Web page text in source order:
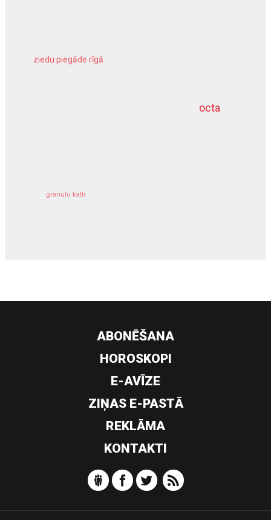
octa
ziedu piegāde rīgā
granulu katli
dziļurbums
ABONĒŠANA
HOROSKOPI
E-AVĪZE
ZIŅAS E-PASTĀ
REKLĀMA
KONTAKTI